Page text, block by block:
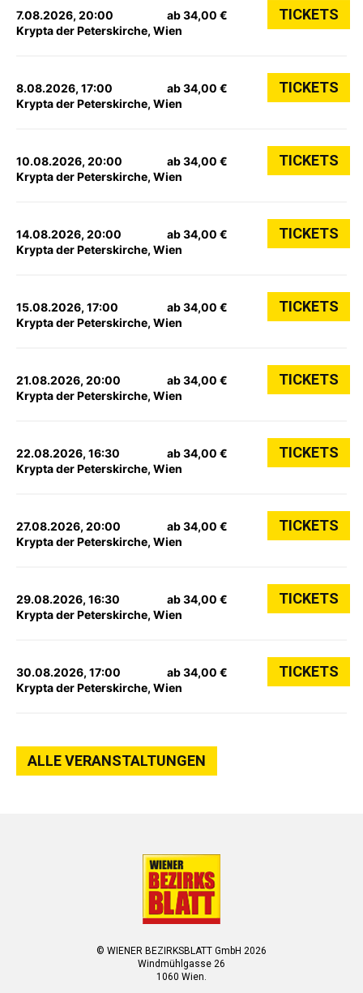
7.08.2026, 20:00
Krypta der Peterskirche, Wien
ab 34,00 € TICKETS
8.08.2026, 17:00
Krypta der Peterskirche, Wien
ab 34,00 € TICKETS
10.08.2026, 20:00
Krypta der Peterskirche, Wien
ab 34,00 € TICKETS
14.08.2026, 20:00
Krypta der Peterskirche, Wien
ab 34,00 € TICKETS
15.08.2026, 17:00
Krypta der Peterskirche, Wien
ab 34,00 € TICKETS
21.08.2026, 20:00
Krypta der Peterskirche, Wien
ab 34,00 € TICKETS
22.08.2026, 16:30
Krypta der Peterskirche, Wien
ab 34,00 € TICKETS
27.08.2026, 20:00
Krypta der Peterskirche, Wien
ab 34,00 € TICKETS
29.08.2026, 16:30
Krypta der Peterskirche, Wien
ab 34,00 € TICKETS
30.08.2026, 17:00
Krypta der Peterskirche, Wien
ab 34,00 € TICKETS
ALLE VERANSTALTUNGEN
© WIENER BEZIRKSBLATT GmbH 2026
Windmühlgasse 26
1060 Wien.